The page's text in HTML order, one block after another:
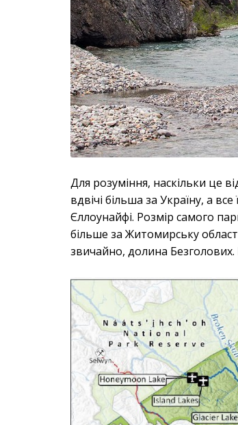
Для розуміння, наскільки це
вдвічі більша за Україну, а
Єллоунайфі. Розмір самого
більше за Житомирську
звичайно, долина Безголових.